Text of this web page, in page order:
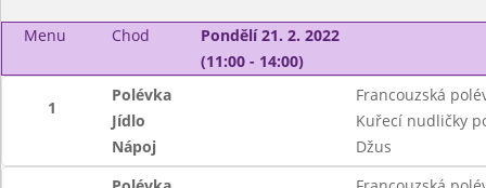
Menu Chod
Pondělí 21. 2. 2022
(11:00 - 14:00)
1
Polévka
Francouzská
Jídlo
Kuřecí nudličky
Nápoj
Džus